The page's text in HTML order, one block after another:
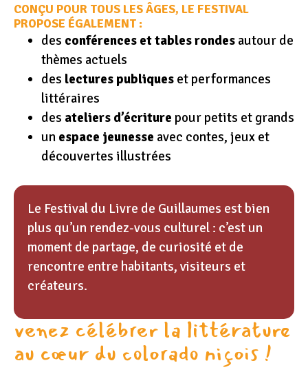
CONÇU POUR TOUS LES ÂGES, LE FESTIVAL
PROPOSE ÉGALEMENT :
des conférences et tables rondes autour de
thèmes actuels
des lectures publiques et performances
littéraires
des ateliers d’écriture pour petits et grands
un espace jeunesse avec contes, jeux et
découvertes illustrées
Le Festival du Livre de Guillaumes est bien
plus qu’un rendez-vous culturel : c’est un
moment de partage, de curiosité et de
rencontre entre habitants, visiteurs et
créateurs.
venez célébrer la littérature
au cœur du colorado niçois !